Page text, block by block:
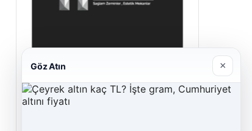
Prenses Night Club
Nisan 29, 2026
Göz Atın ×